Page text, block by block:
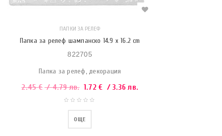
ПАПКИ ЗА РЕЛЕФ
Папка за релеф шампанско 14.9 x 16.2 cm
822705
Папка за релеф, декорация
2.45€ / 4.79 лв. 1.72€ / 3.36 лв.
ОЩЕ